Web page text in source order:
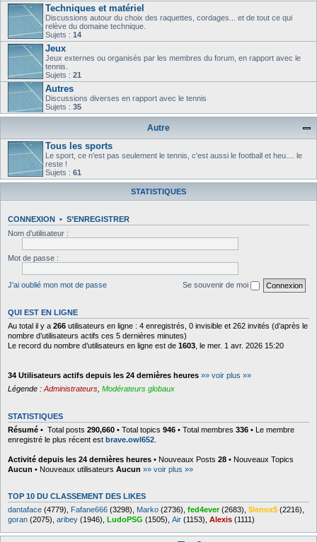
Techniques et matériel
Discussions autour du choix des raquettes, cordages... et de tout ce qui
relève du domaine technique.
Sujets : 14
Jeux
Jeux externes ou organisés par les membres du forum, en rapport avec le
tennis.
Sujets : 21
Autres
Discussions diverses en rapport avec le tennis
Sujets : 35
Autre
Tous les sports
Le sport, ce n'est pas seulement le tennis, c'est aussi le football et heu.... le
reste !
Sujets : 61
STATISTIQUES
CONNEXION • S’ENREGISTRER
Nom d’utilisateur :
Mot de passe :
J’ai oublié mon mot de passe Se souvenir de moi
QUI EST EN LIGNE
Au total il y a 266 utilisateurs en ligne : 4 enregistrés, 0 invisible et 262 invités (d’après le
nombre d’utilisateurs actifs ces 5 dernières minutes)
Le record du nombre d’utilisateurs en ligne est de 1603 , le mer. 1 avr. 2026 15:20
34 Utilisateurs actifs depuis les 24 dernières heures »» voir plus »»
Légende :Administrateurs, Modérateurs globaux
STATISTIQUES
Résumé • Total posts 290,660 • Total topics 946 • Total membres 336 • Le membre
enregistré le plus récent est brave.owl652
Activité depuis les 24 dernières heures • Nouveaux Posts 28 • Nouveaux Topics
Aucun • Nouveaux utilisateurs Aucun »» voir plus »»
TOP 10 DU CLASSEMENT DES LIKES
dantaface (4779), Fafane666 (3298), Marko (2736), fed4ever(2683), $lenox$ (2216),
goran (2075), aribey (1946), LudoPSG (1505), Air (1153), Alexis (1111)